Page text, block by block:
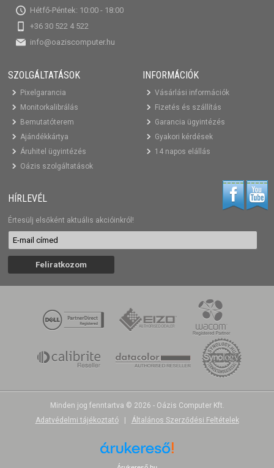
Hétfő-Péntek: 10:00 - 18:00
+36 30 522 4 522
info@oaziscomputer.hu
SZOLGÁLTATÁSOK
Pixelgarancia
Monitorkalibrálás
Bemutatóterem
Ajándékkártya
Áruhitel ügyintézés
Oázis szolgáltatások
INFORMÁCIÓK
Vásárlási információk
Fizetés és szállítás
Garancia ügyintézés
Gyakori kérdések
14 napos elállás
HÍRLEVÉL
Értesülj elsőként aktuális akcióinkról!
Minden jog fenntartva © 2026 - Oázis Computer Kft.
Adatvédelmi tájékoztató
Általános Szerződési Feltételek